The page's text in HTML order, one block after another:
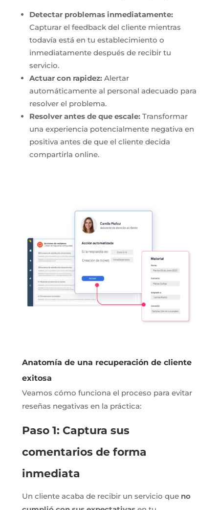
Detectar problemas inmediatamente:
Capturar el feedback del cliente mientras
todavía está en tu establecimiento o
inmediatamente después de recibir tu
servicio.
Actuar con rapidez:Alertar
automáticamente al personal adecuado para
resolver el problema.
Resolver antes de que escale:Transformar
una experiencia potencialmente negativa en
positiva antes de que el cliente decida
compartirla online.
Anatomía de una recuperación de cliente
exitosa
Veamos cómo funciona el proceso para evitar
reseñas negativas en la práctica:
Paso 1: Captura sus
comentarios de forma
inmediata
Un cliente acaba de recibir un servicio que no